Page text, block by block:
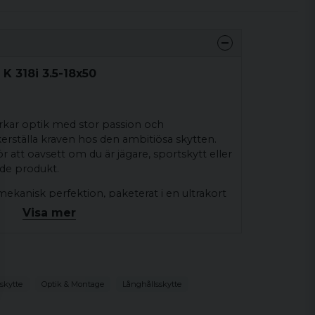
318i 3.5-18x50
optik med stor passion och
kraven hos den ambitiösa skytten.
att oavsett om du är jägare, sportskytt eller
produkt.
perfektion, paketerat i en ultrakort
i 1:a bildplan
gör du ditt val av riktmedel samt vilken
på. På modellerna "H riktmedel" sitter
eller vänsterjustering inte har något med
Visa mer
Optik & Montage Långhållsskytte